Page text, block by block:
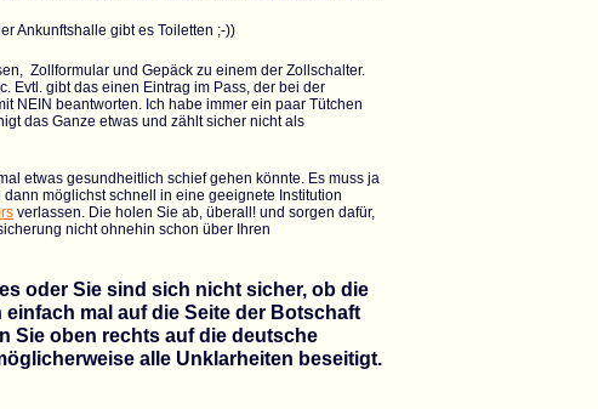
Ankunftshalle gibt es Toiletten ;-))
Zollformular und Gepäck zu einem der Zollschalter.
Evtl. gibt das einen Eintrag im Pass, der bei der
NEIN beantworten. Ich habe immer ein paar Tütchen
das Ganze etwas und zählt sicher nicht als
etwas gesundheitlich schief gehen könnte. Es muss ja
möglichst schnell in eine geeignete Institution
verlassen. Die holen Sie ab, überall! und sorgen dafür,
nicht ohnehin schon über Ihren
oder Sie sind sich nicht sicher, ob die
mal auf die Seite der Botschaft
Sie oben rechts auf die deutsche
alle Unklarheiten beseitigt.